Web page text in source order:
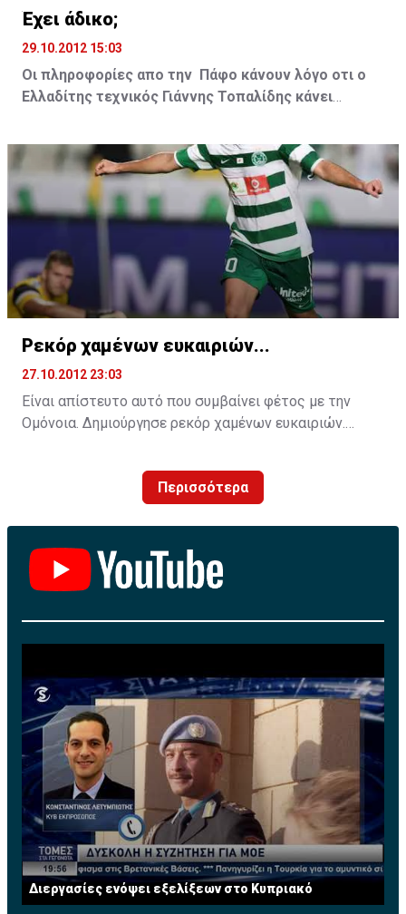
Έχει άδικο;
29.10.2012 15:03
Οι πληροφορίες απο την Πάφο κάνουν λόγο οτι ο
Ελλαδίτης τεχνικός Γιάννης Τοπαλίδης κάνει
και να τους χάνει διότι υπάρχουν τα οικονομικά
προβλήματα; Η Πάφος έχει πέντε βαθμούς και αν δεν
υπήρχε η αφαίρεση των έξι βαθμών τώρα θα
βρισκόταν στα ψηλά σκαλοπάτια του βαθμολογικού
πίνακα με ένδεκα βαθμούς. Αρχές Νοεμβρίου θα γίνει
γνωστό αν θα περάσει ή όχι τα κριτήρια του
Σεμπτεμβρίου. Αν υπάρξει νέα ποινή τότε δύσκολα θα
μπορέσει να συνεχίσει ο κ Τοπαλίδης. Δεν νομίζουμε
ότι θα έχει άδικο. Διότι ότι κτίζει, γκρεμίζεται...
Ρεκόρ χαμένων ευκαιριών...
27.10.2012 23:03
Είναι απίστευτο αυτό που συμβαίνει φέτος με την
Ομόνοια. Δημιούργησε ρεκόρ χαμένων ευκαιριών.
καθαρίσει τον αγώνα. Αγχωτική νίκη που κρίθηκε στα
τελευταία στάδια του αγώνα. Η Ομόνοια θα μπορούσε
να την πληρώσει για ακόμη μια φορά. Ο Τόνι Σαβέβσκι
θα πρέπει να βρεί άμεσα την λύση πριν είναι πάρα
πολύ αργά.
Περισσότερα
Διεργασίες ενόψει εξελίξεων στο Κυπριακό